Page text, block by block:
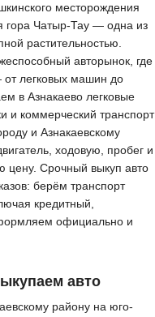
месторождения
гора Чатыр-Тау — одна из
растительностью.
авторынок, где
от легковых машин до
в Азнакаево легковые
и коммерческий транспорт
и Азнакаевскому
ходовую, пробег и
цену. Срочный выкуп авто
берём транспорт
кредитный,
официально и
авто
району на юго-